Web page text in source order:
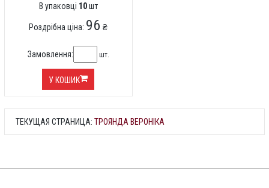
В упаковці 10шт
Роздрібна ціна: 96 ₴
Замовлення: шт.
У КОШИК
ТЕКУЩАЯ СТРАНИЦА: ТРОЯНДА ВЕРОНІКА